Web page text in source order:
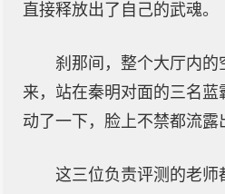
直接释放出了自己的武魂。
刹那间，整个大厅内
来，站在秦明对面的三名
动了一下，脸上不禁都流露
这三位负责评测的老